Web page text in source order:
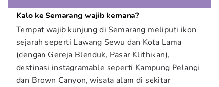
Kalo ke Semarang wajib kemana?
Tempat wajib kunjung di Semarang meliputi ikon
sejarah seperti Lawang Sewu dan Kota Lama
(dengan Gereja Blenduk, Pasar Klithikan),
destinasi instagramable seperti Kampung Pelangi
dan Brown Canyon, wisata alam di sekitar